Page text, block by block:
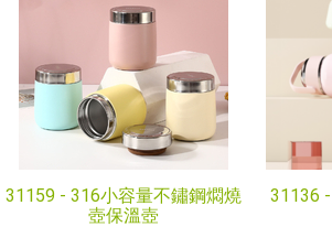
31159 - 316小容量不鏽鋼燜燒
壺保溫壺
31136 -